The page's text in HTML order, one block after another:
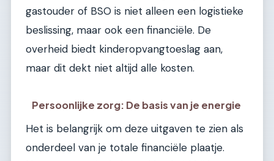
gastouder of BSO is niet alleen een logistieke
beslissing, maar ook een financiële. De
overheid biedt kinderopvangtoeslag aan,
maar dit dekt niet altijd alle kosten.
Persoonlijke zorg: De basis van je energie
Het is belangrijk om deze uitgaven te zien als
onderdeel van je totale financiële plaatje.